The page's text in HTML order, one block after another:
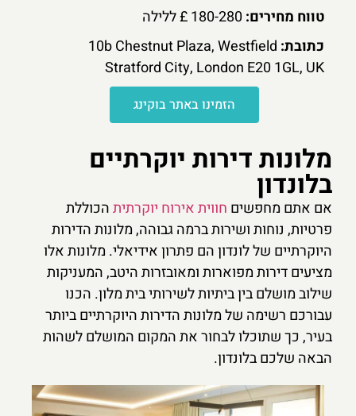
טווח מחירים: 180-280 £ ללילה
כתובת: 10b Chestnut Plaza, Westfield
Stratford City, London E20 1GL, UK
הזמינו באתר בוקינג
מלונות דירות יוקרתיים
בלונדון
אם אתם מחפשים חווית אירוח יוקרתיתהכוללת
פרטיות, נוחות ושירות ברמה גבוהה, מלונות הדירות
היוקרתיים של לונדון הם פתרון אידיאלי. מלונות אלו
מציעים דירות מפוארות ומאובזרות היטב, המעניקות
שילוב מושלם בין ביתיות לשירותי בית מלון. הכנו
עבורכם רשימה של מלונות הדירות היוקרתיים ביותר
בעיר, כך שתוכלו לבחור את המקום המושלם לשהות
הבאה שלכם בלונדון.